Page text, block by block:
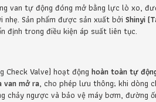
van tự động đóng mở bằng lực lò xo,
Sản phẩm được sản xuất bởi Shinyi
định trong điều kiện áp suất liên tục.
Check Valve) hoạt động hoàn toàn tự
van mở ra, cho phép lưu thông; khi dòng
chảy ngược và bảo vệ máy bơm, đường